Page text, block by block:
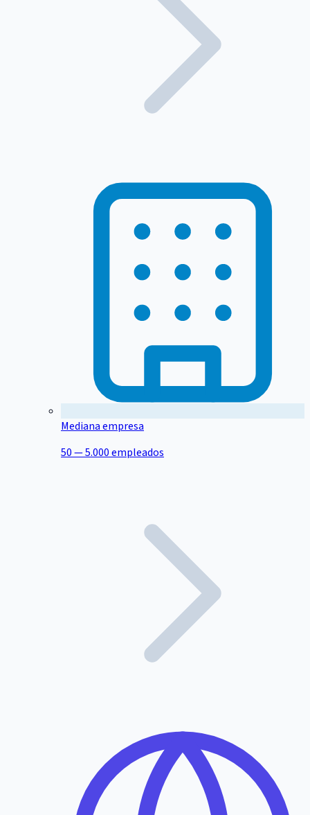
Mediana empresa
50 — 5.000 empleados